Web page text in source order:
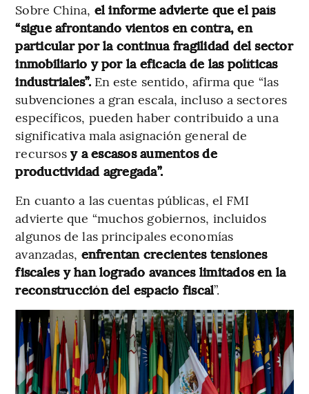
Sobre China, el informe advierte que el país
“sigue afrontando vientos en contra, en
particular por la continua fragilidad del sector
inmobiliario y por la eficacia de las políticas
industriales”.En este sentido, afirma que “las
subvenciones a gran escala, incluso a sectores
específicos, pueden haber contribuido a una
significativa mala asignación general de
recursosy a escasos aumentos de
productividad agregada”.
En cuanto a las cuentas públicas, el FMI
advierte que “muchos gobiernos, incluidos
algunos de las principales economías
avanzadas, enfrentan crecientes tensiones
fiscales y han logrado avances limitados en la
reconstrucción del espacio fiscal”.